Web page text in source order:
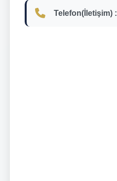
Telefon(İletişim) :